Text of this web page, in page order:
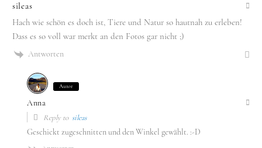
sileas
Hach wie schön es doch ist, Tiere und Natur so hautnah zu erleben!
Dass es so voll war merkt an den Fotos gar nicht ;)
Antworten
Autor
Anna
Reply to sileas
Geschickt zugeschnitten und den Winkel gewählt. :-D